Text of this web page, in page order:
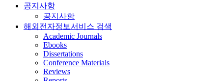
공지사항
공지사항
해외전자정보서비스 검색
Academic Journals
Ebooks
Dissertations
Conference Materials
Reviews